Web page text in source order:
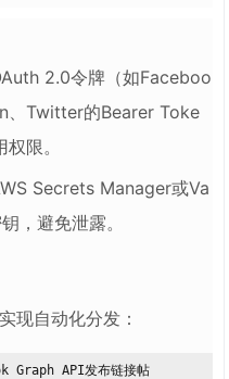
2.0令牌（如Faceboo
、Twitter的Bearer Toke
限。
Secrets Manager或Va
，避免泄露。
现自动化分发：
Graph API发布链接帖